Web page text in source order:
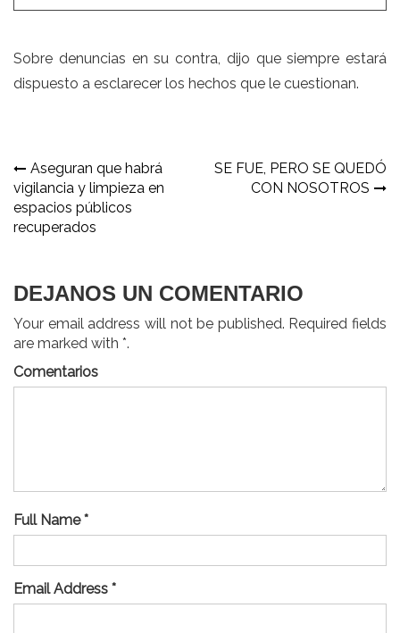
Sobre denuncias en su contra, dijo que siempre estará
dispuesto a esclarecer los hechos que le cuestionan.
Navegación
de
entradas
Aseguran que habrá
vigilancia y limpieza en
espacios públicos
recuperados
SE FUE, PERO SE QUEDÓ
CON NOSOTROS
DEJANOS UN COMENTARIO
Your email address will not be published. Required fields
are marked with *.
Comentarios
Full Name *
Email Address *